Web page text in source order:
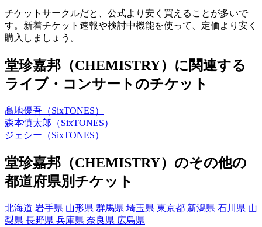
チケットサークルだと、公式より安く買えることが多いで
す。新着チケット速報や検討中機能を使って、定価より安く
購入しましょう。
堂珍嘉邦（CHEMISTRY）に関連する
ライブ・コンサートのチケット
髙地優吾（SixTONES）
森本慎太郎（SixTONES）
ジェシー（SixTONES）
堂珍嘉邦（CHEMISTRY）のその他の
都道府県別チケット
北海道 岩手県 山形県 群馬県 埼玉県 東京都 新潟県 石川県 山
梨県 長野県 兵庫県 奈良県 広島県